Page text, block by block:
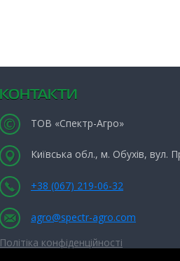
КОНТАКТИ
ТОВ «Спектр-Агро»
Київська обл., м. Обухів, вул.
+38 (067) 219-06-32
agro@spectr-agro.com
Політіка конфіденційності